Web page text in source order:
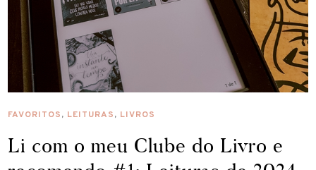
FAVORITOS, LEITURAS, LIVROS
Li com o meu Clube do Livro e